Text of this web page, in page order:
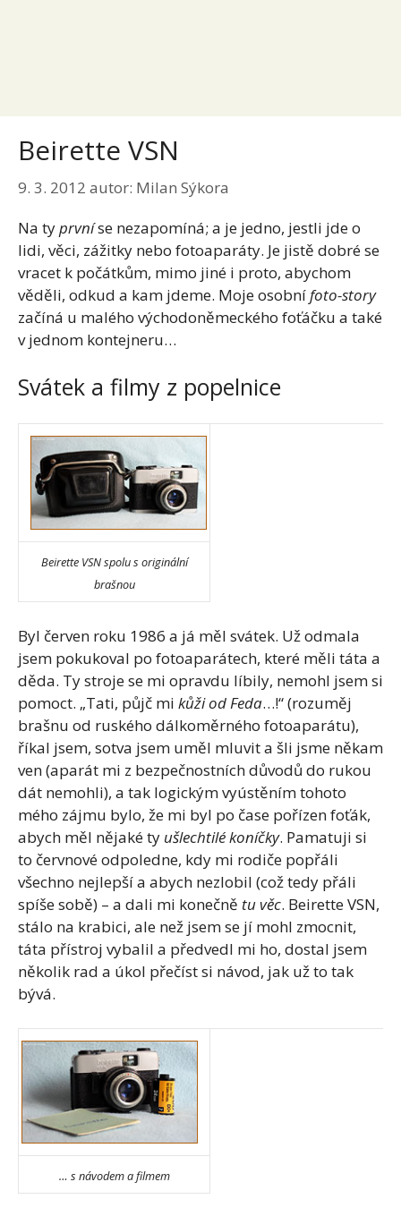
Beirette VSN
9. 3. 2012 autor: Milan Sýkora
Na typrvníse nezapomíná; a je jedno, jestli jde o
lidi, věci, zážitky nebo fotoaparáty. Je jistě dobré se
vracet k počátkům, mimo jiné i proto, abychom
věděli, odkud a kam jdeme. Moje osobní foto-story
začíná u malého východoněmeckého foťáčku a také
v jednom kontejneru…
Svátek a filmy z popelnice
Beirette VSN spolu s originální
brašnou
Byl červen roku 1986 a já měl svátek. Už odmala
jsem pokukoval po fotoaparátech, které měli táta a
děda. Ty stroje se mi opravdu líbily, nemohl jsem si
pomoct. „Tati, půjč mi kůži od Feda…!“ (rozuměj
brašnu od ruského dálkoměrného fotoaparátu),
říkal jsem, sotva jsem uměl mluvit a šli jsme někam
ven (aparát mi z bezpečnostních důvodů do rukou
dát nemohli), a tak logickým vyústěním tohoto
mého zájmu bylo, že mi byl po čase pořízen foťák,
abych měl nějaké ty ušlechtilé koníčky. Pamatuji si
to červnové odpoledne, kdy mi rodiče popřáli
všechno nejlepší a abych nezlobil (což tedy přáli
spíše sobě) – a dali mi konečně tu věc. Beirette VSN,
stálo na krabici, ale než jsem se jí mohl zmocnit,
táta přístroj vybalil a předvedl mi ho, dostal jsem
několik rad a úkol přečíst si návod, jak už to tak
bývá.
… s návodem a filmem